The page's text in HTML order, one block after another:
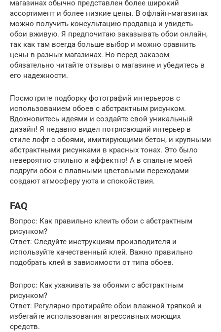
магазинах обычно представлен более широкий
ассортимент и более низкие цены. В офлайн-магазинах
можно получить консультацию продавца и увидеть
обои вживую. Я предпочитаю заказывать обои онлайн,
так как там всегда больше выбор и можно сравнить
цены в разных магазинах. Но перед заказом
обязательно читайте отзывы о магазине и убедитесь в
его надежности.
Посмотрите подборку фотографий интерьеров с
использованием обоев с абстрактным рисунком.
Вдохновитесь идеями и создайте свой уникальный
дизайн! Я недавно видел потрясающий интерьер в
стиле лофт с обоями, имитирующими бетон, и крупными
абстрактными рисунками в красных тонах. Это было
невероятно стильно и эффектно! А в спальне моей
подруги обои с плавными цветовыми переходами
создают атмосферу уюта и спокойствия.
FAQ
Вопрос: Как правильно клеить обои с абстрактным
рисунком?
Ответ: Следуйте инструкциям производителя и
используйте качественный клей. Важно правильно
подобрать клей в зависимости от типа обоев.
Вопрос: Как ухаживать за обоями с абстрактным
рисунком?
Ответ: Регулярно протирайте обои влажной тряпкой и
избегайте использования агрессивных моющих
средств.